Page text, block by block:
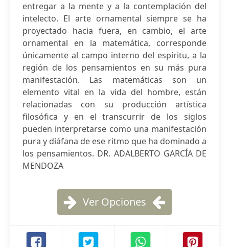
entregar a la mente y a la contemplación del
intelecto. El arte ornamental siempre se ha
proyectado hacia fuera, en cambio, el arte
ornamental en la matemática, corresponde
únicamente al campo interno del espíritu, a la
región de los pensamientos en su más pura
manifestación. Las matemáticas son un
elemento vital en la vida del hombre, están
relacionadas con su producción artística
filosófica y en el transcurrir de los siglos
pueden interpretarse como una manifestación
pura y diáfana de ese ritmo que ha dominado a
los pensamientos. DR. ADALBERTO GARCÍA DE
MENDOZA
Ver Opciones